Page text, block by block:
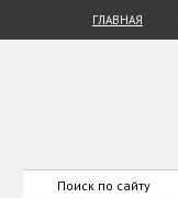
ГЛАВНАЯ